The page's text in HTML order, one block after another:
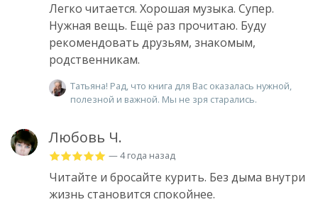
Легко читается. Хорошая музыка. Супер.
Нужная вещь. Ещё раз прочитаю. Буду
рекомендовать друзьям, знакомым,
родственникам.
Татьяна! Рад, что книга для Вас оказалась нужной,
полезной и важной. Мы не зря старались.
Любовь Ч.
— 4 года назад
Читайте и бросайте курить. Без дыма внутри
жизнь становится спокойнее.